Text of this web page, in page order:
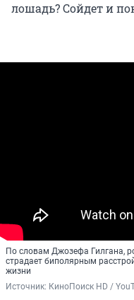
лошадь? Сойдет и
По словам Джозефа Гилгана,
страдает биполярным
жизни
Источник: КиноПоиск HD /